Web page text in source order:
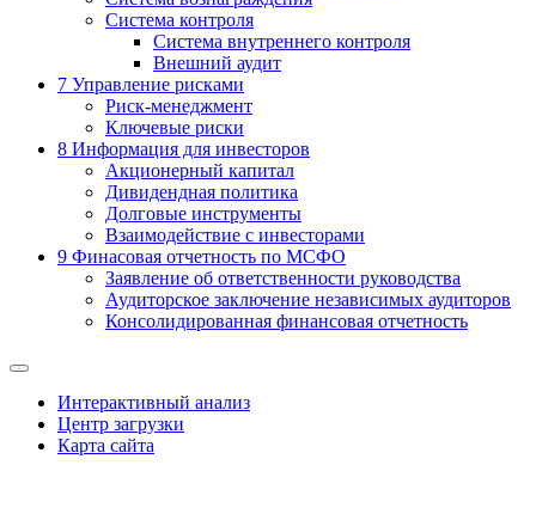
Система контроля
Система внутреннего контроля
Внешний аудит
7 Управление рисками
Риск-менеджмент
Ключевые риски
8 Информация для инвесторов
Акционерный капитал
Дивидендная политика
Долговые инструменты
Взаимодействие с инвеcторами
9 Финасовая отчетность по МСФО
Заявление об ответственности руководства
Аудиторское заключение независимых аудиторов
Консолидированная финансовая отчетность
Интерактивный анализ
Центр загрузки
Карта сайта